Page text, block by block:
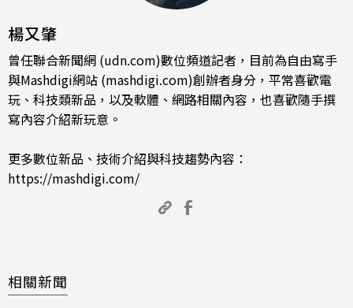
楊又肇
曾任聯合新聞網 (udn.com)數位頻道記者，目前為自由寫手
與Mashdigi網站 (mashdigi.com)創辦者身分，平常喜歡電
玩、科技類新品，以及軟體、網路相關內容，也喜歡隨手撰
寫內容介紹新玩意。
更多數位新品、技術介紹與科技趨勢內容：
https://mashdigi.com/
相關新聞